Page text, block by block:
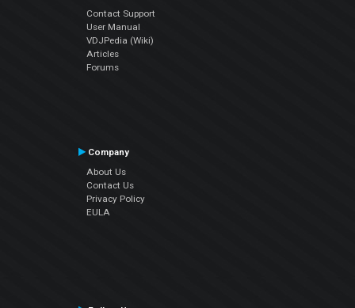
Contact Support
User Manual
VDJPedia (Wiki)
Articles
Forums
Company
About Us
Contact Us
Privacy Policy
EULA